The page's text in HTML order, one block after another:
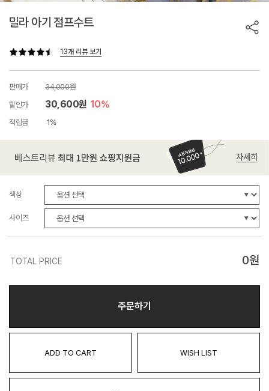
밀라 아기 점프수트
13개 리뷰 보기
판매가
34,000원
할인가
30,600원 10%
적립금 1%
색상
사이즈
TOTAL PRICE 0원
주문하기
ADD TO CART WISH LIST